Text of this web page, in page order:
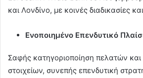
και Λονδίνο, με κοινές διαδικασίες
Ενοποιημένο Επενδυτικό
Σαφής κατηγοριοποίηση πελατών και
στοιχείων, συνεπής επενδυτική